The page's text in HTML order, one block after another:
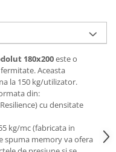
180x200este o
Aceasta
la 150 kg/utilizator.
din:
cu densitate
kg/mc (fabricata in
spuma memory va ofera